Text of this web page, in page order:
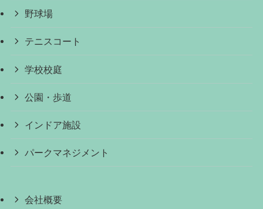
野球場
テニスコート
学校校庭
公園・歩道
インドア施設
パークマネジメント
会社概要